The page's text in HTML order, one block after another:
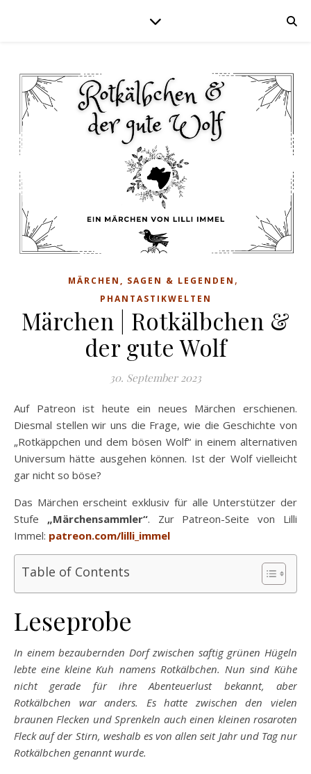
MÄRCHEN, SAGEN & LEGENDEN ,
PHANTASTIKWELTEN
Märchen | Rotkälbchen &
der gute Wolf
30. September 2023
Auf Patreon ist heute ein neues Märchen erschienen.
Diesmal stellen wir uns die Frage, wie die Geschichte von
„Rotkäppchen und dem bösen Wolf“ in einem alternativen
Universum hätte ausgehen können. Ist der Wolf vielleicht
gar nicht so böse?
Das Märchen erscheint exklusiv für alle Unterstützer der
Stufe „Märchensammler“. Zur Patreon-Seite von Lilli
Immel: patreon.com/lilli_immel
Table of Contents
Leseprobe
In einem bezaubernden Dorf zwischen saftig grünen Hügeln
lebte eine kleine Kuh namens Rotkälbchen. Nun sind Kühe
nicht gerade für ihre Abenteuerlust bekannt, aber
Rotkälbchen war anders. Es hatte zwischen den vielen
braunen Flecken und Sprenkeln auch einen kleinen rosaroten
Fleck auf der Stirn, weshalb es von allen seit Jahr und Tag nur
Rotkälbchen genannt wurde.